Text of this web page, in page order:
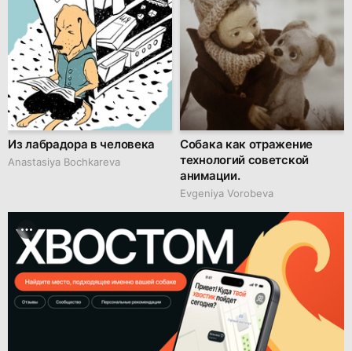
Из лабрадора в человека
Anastasiya Bochkareva
Собака как отражение
технологий советской
анимации.
Evgeniya Vorobeva